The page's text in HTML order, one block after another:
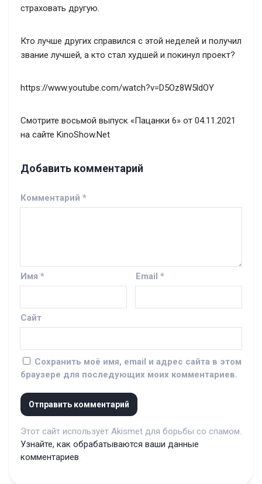
страховать другую.
Кто лучше других справился с этой неделей и получил
звание лучшей, а кто стал худшей и покинул проект?
https://www.youtube.com/watch?v=D5Oz8W5ldOY
Смотрите восьмой выпуск «Пацанки 6» от 04.11.2021
на сайте KinoShow.Net
Добавить комментарий
Комментарий *
Имя * Email *
Сайт
Сохранить моё имя, email и адрес сайта в этом
браузере для последующих моих комментариев.
Этот сайт использует Akismet для борьбы со спамом.
Узнайте, как обрабатываются ваши данные
комментариев.